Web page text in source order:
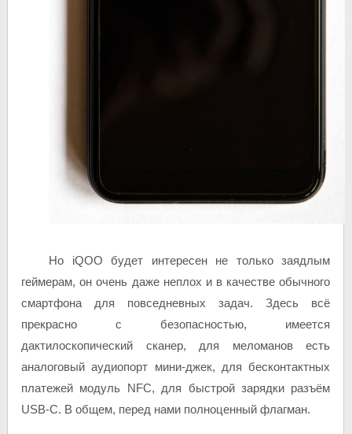
Но iQOO будет интересен не только заядлым
геймерам, он очень даже неплох и в качестве обычного
смартфона для повседневных задач. Здесь всё
прекрасно с безопасностью, имеется
дактилоскопический сканер, для меломанов есть
аналоговый аудиопорт мини-джек, для бесконтактных
платежей модуль NFC, для быстрой зарядки разъём
USB-C. В общем, перед нами полноценный флагман.